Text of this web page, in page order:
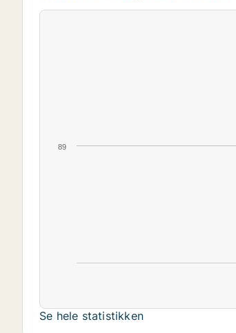
89
Se hele statistikken